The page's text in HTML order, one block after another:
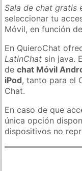
Sala de chat gratis
seleccionar tu
Móvil, en función
En QuieroChat
LatinChat sin java.
dechat Móvil
iPod, tanto para el
Chat.
En caso de que
única opción
dispositivos no